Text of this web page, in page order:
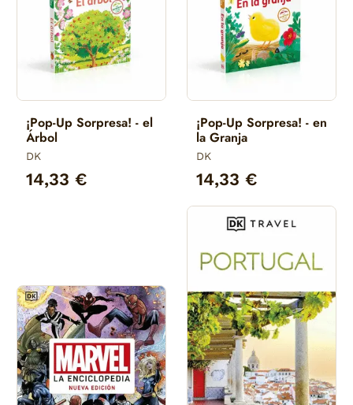
¡Pop-Up Sorpresa! - el
Árbol
DK
14,33 €
¡Pop-Up Sorpresa! - en
la Granja
DK
14,33 €